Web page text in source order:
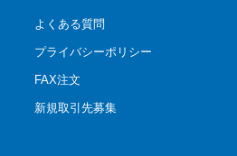
よくある質問
プライバシーポリシー
FAX注文
新規取引先募集